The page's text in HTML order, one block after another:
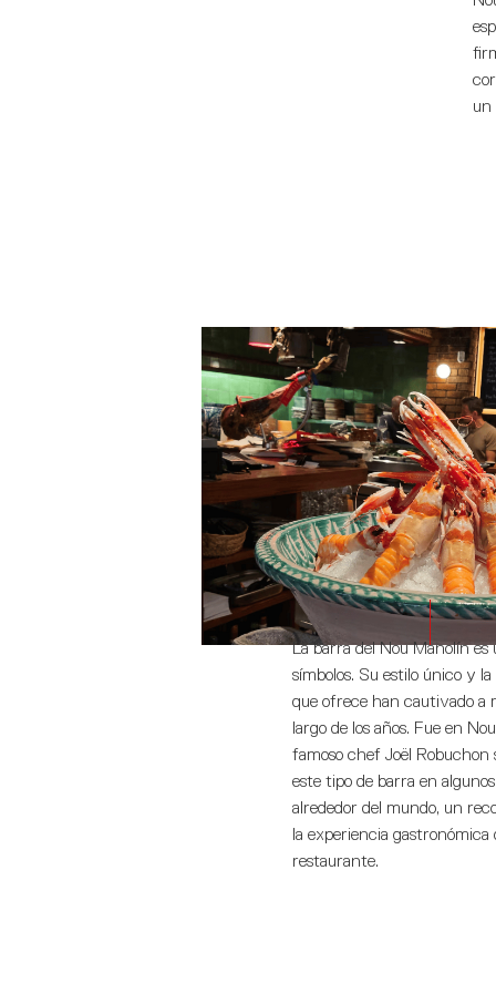
un
La barra del Nou Manolín es
símbolos. Su estilo único y
que ofrece han cautivado a
largo de los años. Fue en
famoso chef Joël Robuchon
este tipo de barra en
alrededor del mundo, un
la experiencia gastronómica
restaurante.